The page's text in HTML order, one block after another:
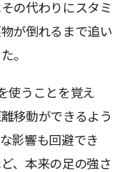
の代わりにスタミ
が倒れるまで追い
。
使うことを覚え
移動ができるよう
影響も回避でき
、本来の足の強さ